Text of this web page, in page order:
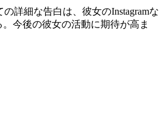
詳細な告白は、彼女のInstagramな
今後の彼女の活動に期待が高ま